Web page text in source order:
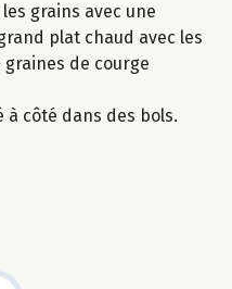
grains avec une
plat chaud avec les
graines de courge
côté dans des bols.